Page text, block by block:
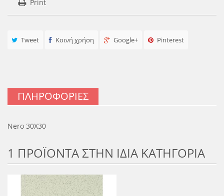
Print
Tweet Κοινή χρήση Google+ Pinterest
ΠΛΗΡΟΦΟΡΊΕΣ
Nero 30X30
1 ΠΡΟΪΟΝΤΑ ΣΤΗΝ ΙΔΙΑ ΚΑΤΗΓΟΡΙΑ